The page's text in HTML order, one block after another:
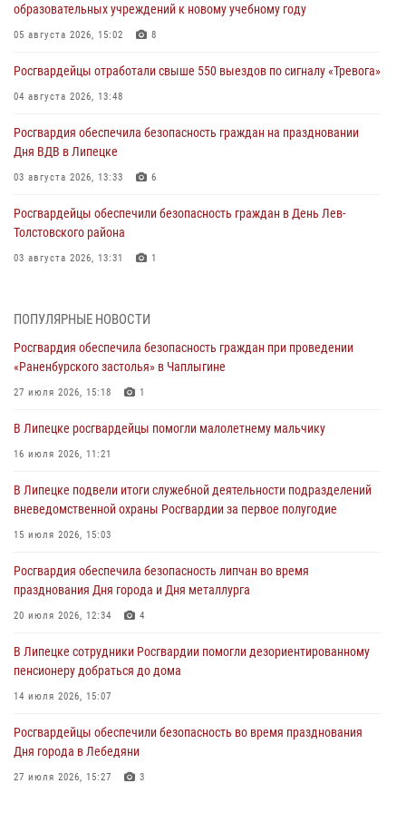
образовательных учреждений к новому учебному году
05 августа 2026, 15:02 8
Росгвардейцы отработали свыше 550 выездов по сигналу «Тревога»
04 августа 2026, 13:48
Росгвардия обеспечила безопасность граждан на праздновании
Дня ВДВ в Липецке
03 августа 2026, 13:33 6
Росгвардейцы обеспечили безопасность граждан в День Лев-
Толстовского района
03 августа 2026, 13:31 1
фестивалей в Липецке
Сотрудники Росгвардии продолжают контроль безопасности
детских оздоровительно-образовательных объектов в Липецкой
31 июля 2026, 15:49
Росгвардии
30 июля 2026, 15:25
вопросов и ответов
29 июля 2026, 15:05 2
ПОПУЛЯРНЫЕ НОВОСТИ
Росгвардия обеспечила безопасность граждан при проведении
«Раненбурского застолья» в Чаплыгине
27 июля 2026, 15:18 1
В Липецке росгвардейцы помогли малолетнему мальчику
16 июля 2026, 11:21
В Липецке подвели итоги служебной деятельности подразделений
вневедомственной охраны Росгвардии за первое полугодие
15 июля 2026, 15:03
Росгвардия обеспечила безопасность липчан во время
празднования Дня города и Дня металлурга
20 июля 2026, 12:34 4
В Липецке сотрудники Росгвардии помогли дезориентированному
пенсионеру добраться до дома
14 июля 2026, 15:07
Росгвардейцы обеспечили безопасность во время празднования
Дня города в Лебедяни
27 июля 2026, 15:27 3